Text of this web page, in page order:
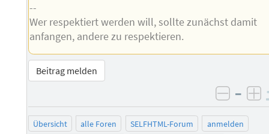
--
Wer respektiert werden will, sollte zunächst damit
anfangen, andere zu respektieren.
Beitrag melden
–
Übersicht alle Foren SELFHTML-Forum
anmelden